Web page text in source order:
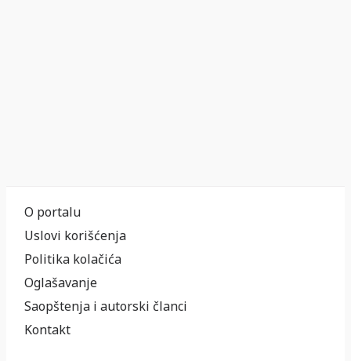
O portalu
Uslovi korišćenja
Politika kolačića
Oglašavanje
Saopštenja i autorski članci
Kontakt